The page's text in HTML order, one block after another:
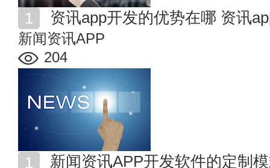
资讯app开发的优势在哪 资讯
新闻资讯APP
204